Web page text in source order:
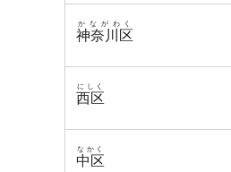
神奈川区
かながわく
西区
にしく
中区
なかく